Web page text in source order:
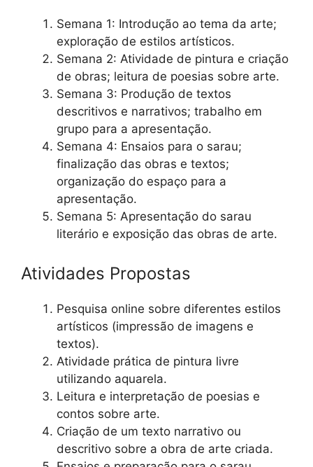
Semana 1: Introdução ao tema da arte;
exploração de estilos artísticos.
Semana 2: Atividade de pintura e criação
de obras; leitura de poesias sobre arte.
Semana 3: Produção de textos
descritivos e narrativos; trabalho em
grupo para a apresentação.
Semana 4: Ensaios para o sarau;
finalização das obras e textos;
organização do espaço para a
apresentação.
Semana 5: Apresentação do sarau
literário e exposição das obras de arte.
Atividades Propostas
Pesquisa online sobre diferentes estilos
artísticos (impressão de imagens e
textos).
Atividade prática de pintura livre
utilizando aquarela.
Leitura e interpretação de poesias e
contos sobre arte.
Criação de um texto narrativo ou
descritivo sobre a obra de arte criada.